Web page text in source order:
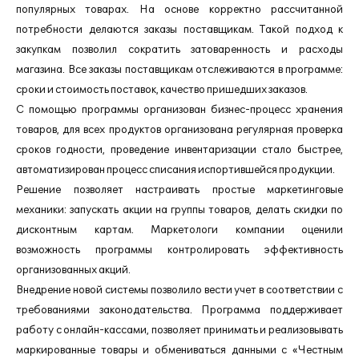
популярных товарах. На основе корректно рассчитанной
потребности делаются заказы поставщикам. Такой подход к
закупкам позволил сократить затоваренность и расходы
магазина. Все заказы поставщикам отслеживаются в программе:
сроки и стоимость поставок, качество пришедших заказов.
С помощью программы организован бизнес-процесс хранения
товаров, для всех продуктов организована регулярная проверка
сроков годности, проведение инвентаризации стало быстрее,
автоматизирован процесс списания испортившейся продукции.
Решение позволяет настраивать простые маркетинговые
механики: запускать акции на группы товаров, делать скидки по
дисконтным картам. Маркетологи компании оценили
возможность программы контролировать эффективность
организованных акций.
Внедрение новой системы позволило вести учет в соответствии с
требованиями законодательства. Программа поддерживает
работу с онлайн-кассами, позволяет принимать и реализовывать
маркированные товары и обмениваться данными с «Честным